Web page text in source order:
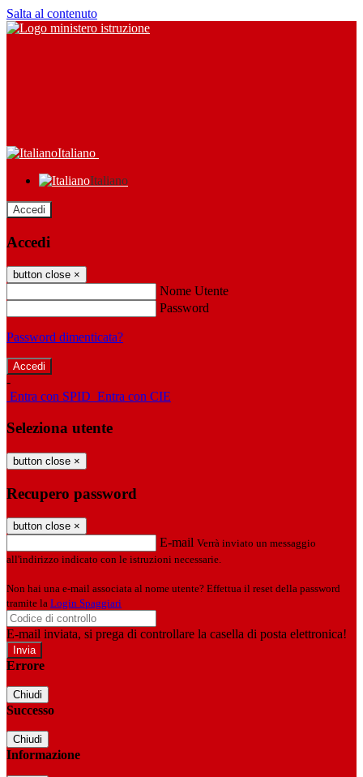
Salta al contenuto
Italiano
Italiano
Accedi
Accedi
button close ×
Nome Utente
Password
Password dimenticata?
-
Entra con SPID Entra con CIE
Seleziona utente
button close ×
Recupero password
button close ×
E-mail Verrà inviato un messaggio
all'indirizzo indicato con le istruzioni necessarie.
Non hai una e-mail associata al nome utente? Effettua il reset della password
tramite la Login Spaggiari
E-mail inviata, si prega di controllare la casella di posta elettronica!
Errore
Chiudi
Successo
Chiudi
Informazione